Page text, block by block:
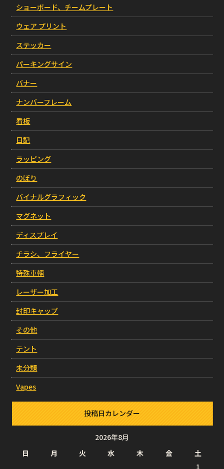
ショーボード、チームプレート
ウェア プリント
ステッカー
パーキングサイン
バナー
ナンバーフレーム
看板
日記
ラッピング
のぼり
バイナルグラフィック
マグネット
ディスプレイ
チラシ、フライヤー
特殊車輛
レーザー加工
封印キャップ
その他
テント
未分類
Vapes
投稿日カレンダー
2026年8月
日
月 火 水 木 金
土
1